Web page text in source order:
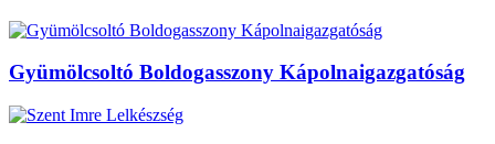
Gyümölcsoltó Boldogasszony Kápolnaigazgatóság